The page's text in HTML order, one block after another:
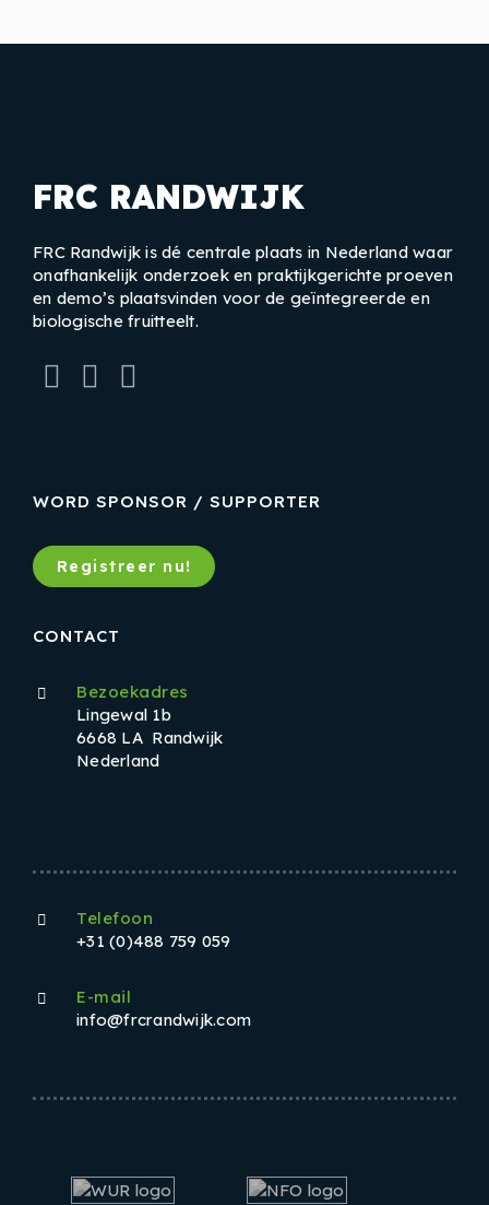
FRC RANDWIJK
FRC Randwijk is dé centrale plaats in Nederland waar
onafhankelijk onderzoek en praktijkgerichte proeven
en demo’s plaatsvinden voor de geïntegreerde en
biologische fruitteelt.
LinkedIn
Instagram
CONTACT
Bezoekadres
Lingewal 1b
6668 LA Randwijk
Nederland
Telefoon
+31 (0)488 759 059
E-mail
info@frcrandwijk.com
WORD SPONSOR / SUPPORTER
Registreer nu!